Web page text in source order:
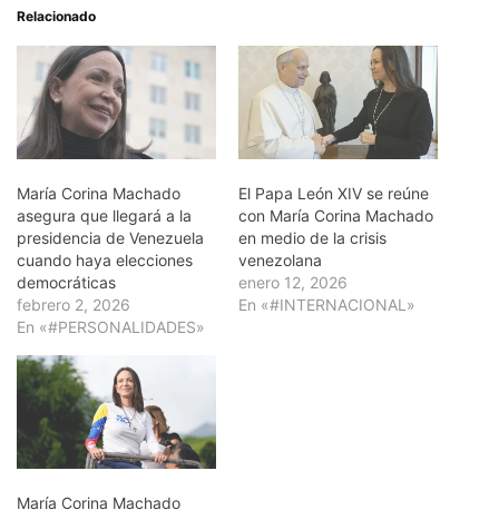
Relacionado
María Corina Machado
asegura que llegará a la
presidencia de Venezuela
cuando haya elecciones
democráticas
febrero 2, 2026
En «#PERSONALIDADES»
El Papa León XIV se reúne
con María Corina Machado
en medio de la crisis
venezolana
enero 12, 2026
En «#INTERNACIONAL»
María Corina Machado